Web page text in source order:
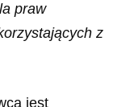
praw
z
jest